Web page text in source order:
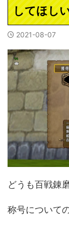
してほし
2021-08-07
どうも百戦錬
称号について